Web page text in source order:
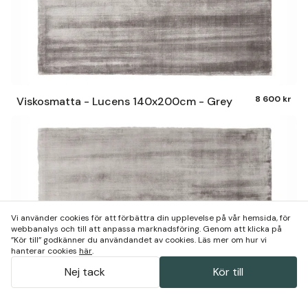
Viskosmatta - Lucens 140x200cm - Grey 8 600 kr
Vi använder cookies för att förbättra din upplevelse på vår hemsida, för
webbanalys och till att anpassa marknadsföring. Genom att klicka på
”Kör till” godkänner du användandet av cookies. Läs mer om hur vi
hanterar cookies här.
Nej tack Kör till